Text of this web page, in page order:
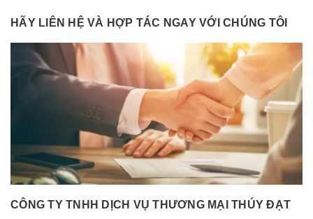
HÃY LIÊN HỆ VÀ HỢP TÁC NGAY VỚI CHÚNG TÔI
CÔNG TY TNHH DỊCH VỤ THƯƠNG MẠI THÚY ĐẠT